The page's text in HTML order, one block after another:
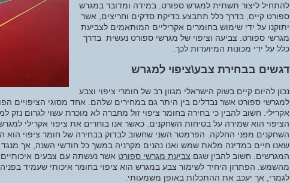
להתחיל ליצור תשתית למגרש ספורט. במידה ומדובר במגרש
ספורט קיים, בדרך כלל תתבצע בדיקת סדקים וחריצים, אשר
יתוקנו על ידי שימוש בחומרים אקריליים המותאמים לצביעת
מגרשי ספורט. צביעה וציפוי של מגרשי ספורט נעשית בדרך
כלל על ידי מכונות המיועדות לכך.
דגשים בבחירת צבע\ציפוי למגרש
נכון להיום קיים בשוק הישראלי מגוון רב של חומרי ציפוי וצבע
למגרשי ספורט אשר נבדלים בין היתר גם במחירים שלהם. אחד מסוגי הציפויים
אקרילי. חשוב להבין כי בחירה בחומר ציפוי זול מחברה לא מוכרת עשוי לגרום
הציפוי הוא שמירה על בטיחות השחקנים. כאשר אנו בוחרים את ציפוי אקרילי
שאנו חיים במדינה מלאת שמש ואנו נהנים מקרניה במשך כל חודשי השנה, אך
המגרשים. חשוב להבין שגם צביעת מגרשי ספורט
מהשמש. הפתרון היחיד לשימור צבע במגרש הוא ציפוי בחומר איכותי שעמיד
לגמרי, אך יעכב את ההתכלות באופן משמעותי.